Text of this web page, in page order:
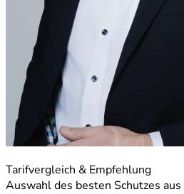
Tarifvergleich & Empfehlung
Auswahl des besten Schutzes